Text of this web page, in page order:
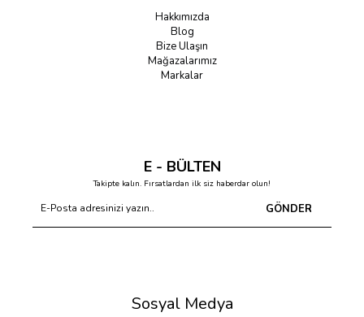
Hakkımızda
Blog
Bize Ulaşın
Mağazalarımız
Markalar
E - BÜLTEN
Takipte kalın. Fırsatlardan ilk siz haberdar olun!
GÖNDER
Sosyal Medya